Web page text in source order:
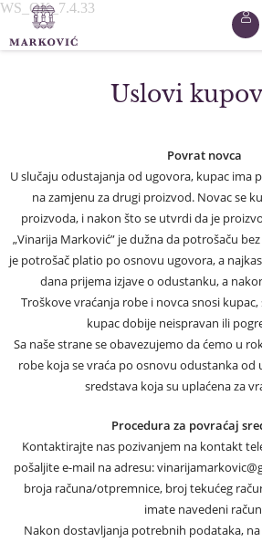
WS_OK_7.4.33
Uslovi
Povrat novca
U slučaju odustajanja od ugovora, kupac ima
na zamjenu za drugi proizvod. Novac se
proizvoda, i nakon što se utvrdi da je
„Vinarija Marković” je dužna da potrošaču
je potrošač platio po osnovu ugovora, a
dana prijema izjave o odustanku, a
Troškove vraćanja robe i novca snosi
kupac dobije neispravan ili
Sa naše strane se obavezujemo da ćemo u
robe koja se vraća po osnovu odustanka od
sredstava koja su uplaćena za
Procedura za povraćaj
Kontaktirajte nas pozivanjem na kontakt
pošaljite e-mail na adresu:
broja računa/otpremnice, broj tekućeg
imate navedeni
Nakon dostavljanja potrebnih podataka,